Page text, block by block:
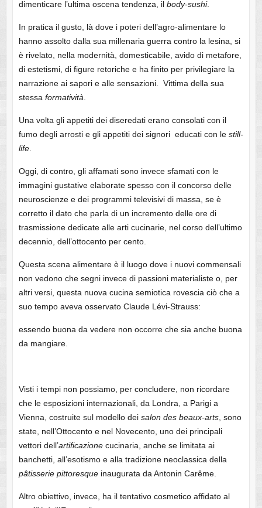
dimenticare l’ultima oscena tendenza, il body-sushi.
In pratica il gusto, là dove i poteri dell’agro-alimentare lo
hanno assolto dalla sua millenaria guerra contro la lesina, si
è rivelato, nella modernità, domesticabile, avido di metafore,
di estetismi, di figure retoriche e ha finito per privilegiare la
narrazione ai sapori e alle sensazioni. Vittima della sua
stessa formatività.
Una volta gli appetiti dei diseredati erano consolati con il
fumo degli arrosti e gli appetiti dei signori educati con le still-
life.
Oggi, di contro, gli affamati sono invece sfamati con le
immagini gustative elaborate spesso con il concorso delle
neuroscienze e dei programmi televisivi di massa, se è
corretto il dato che parla di un incremento delle ore di
trasmissione dedicate alle arti cucinarie, nel corso dell’ultimo
decennio, dell’ottocento per cento.
Questa scena alimentare è il luogo dove i nuovi commensali
non vedono che segni invece di passioni materialiste o, per
altri versi, questa nuova cucina semiotica rovescia ciò che a
suo tempo aveva osservato Claude Lévi-Strauss:
essendo buona da vedere non occorre che sia anche buona
da mangiare.
Visti i tempi non possiamo, per concludere, non ricordare
che le esposizioni internazionali, da Londra, a Parigi a
Vienna, costruite sul modello dei salon des beaux-arts, sono
state, nell’Ottocento e nel Novecento, uno dei principali
vettori dell’artificazionecucinaria, anche se limitata ai
banchetti, all’esotismo e alla tradizione neoclassica della
pâtisserie pittoresqueinaugurata da Antonin Carême.
Altro obiettivo, invece, ha il tentativo cosmetico affidato al